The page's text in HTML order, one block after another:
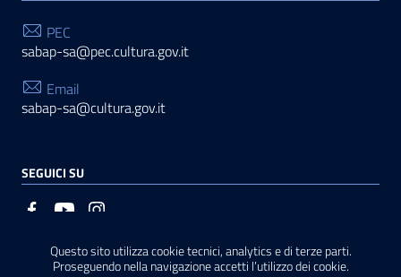
Questo sito utilizza cookie tecnici, analytics e di terze parti.
Proseguendo nella navigazione accetti l’utilizzo dei cookie.
PEC
sabap-sa@pec.cultura.gov.it
Email
sabap-sa@cultura.gov.it
SEGUICI SU
Sezione Link Utili
Privacy | Cookie policy | Note legali | Contatti |Basato